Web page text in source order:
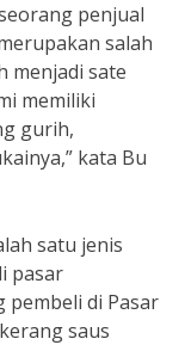
penjual
salah
menjadi sate
memiliki
gurih,
kata Bu
satu jenis
pasar
di Pasar
saus